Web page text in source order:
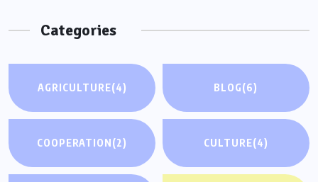
Categories
AGRICULTURE(4) BLOG(6)
COOPERATION(2) CULTURE(4)